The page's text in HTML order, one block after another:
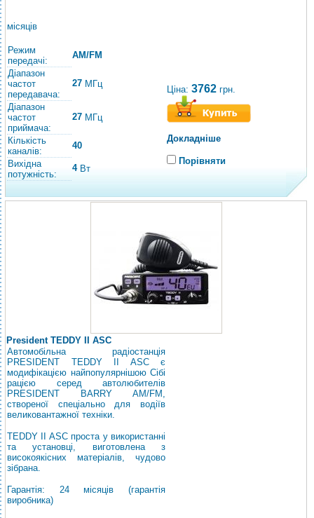
місяців
Режим
передачі:
AM/FM
Діапазон
частот
передавача:
27 МГц
Діапазон
частот
приймача:
27 МГц
Кількість
каналів:
40
Вихідна
потужність:
4Вт
Ціна: 3762 грн.
Докладніше
Порівняти
President TEDDY II ASC
Автомобільна радіостанція
PRESIDENT TEDDY II ASC є
модифікацією найпопулярнішою Сібі
рацією серед автолюбителів
PRESIDENT BARRY AM/FM,
створеної спеціально для водіїв
великовантажної техніки.
TEDDY II ASC проста у використанні
та установці, виготовлена ​​з
високоякісних матеріалів, чудово
зібрана.
Гарантія: 24 місяців (гарантія
виробника)